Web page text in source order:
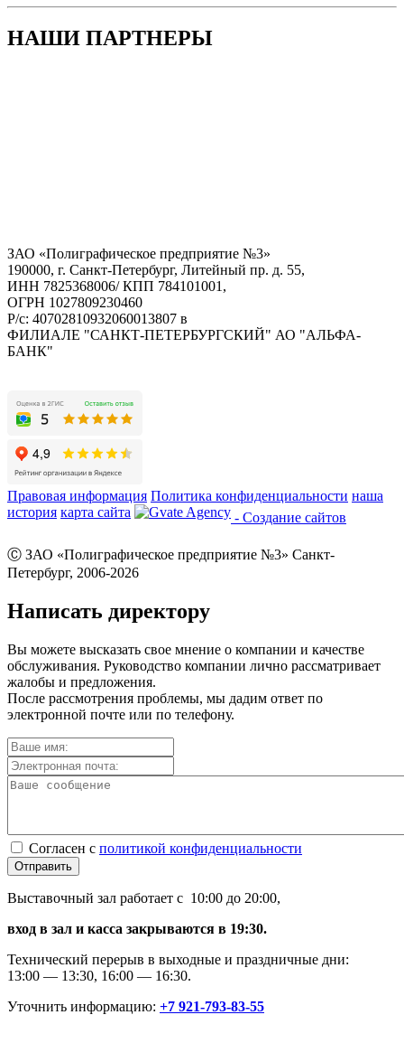
НАШИ ПАРТНЕРЫ
ЗАО «Полиграфическое предприятие №3»
190000, г. Санкт-Петербург, Литейный пр. д. 55,
ИНН 7825368006/ КПП 784101001,
ОГРН 1027809230460
Р/с: 40702810932060013807 в
ФИЛИАЛЕ "САНКТ-ПЕТЕРБУРГСКИЙ" АО "АЛЬФА-
БАНК"
Правовая информация Политика конфиденциальности наша
история карта сайта - Создание сайтов
Ⓒ ЗАО «Полиграфическое предприятие №3» Санкт-
Петербург, 2006-2026
Написать директору
Вы можете высказать свое мнение о компании и качестве
обслуживания. Руководство компании лично рассматривает
жалобы и предложения.
После рассмотрения проблемы, мы дадим ответ по
электронной почте или по телефону.
Согласен с политикой конфиденциальности
Отправить
Выставочный зал работает с 10:00 до 20:00,
вход в зал и касса закрываются в 19:30.
Технический перерыв в выходные и праздничные дни:
13:00 — 13:30, 16:00 — 16:30.
Уточнить информацию: +7 921-793-83-55